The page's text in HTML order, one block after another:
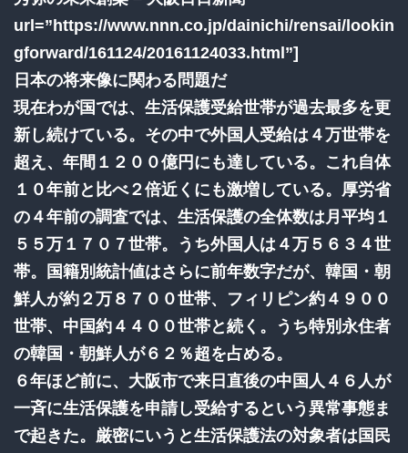
url=”https://www.nnn.co.jp/dainichi/rensai/lookin
gforward/161124/20161124033.html”]
日本の将来像に関わる問題だ
現在わが国では、生活保護受給世帯が過去最多を更
新し続けている。その中で外国人受給は４万世帯を
超え、年間１２００億円にも達している。これ自体
１０年前と比べ２倍近くにも激増している。厚労省
の４年前の調査では、生活保護の全体数は月平均１
５５万１７０７世帯。うち外国人は４万５６３４世
帯。国籍別統計値はさらに前年数字だが、韓国・朝
鮮人が約２万８７００世帯、フィリピン約４９００
世帯、中国約４４００世帯と続く。うち特別永住者
の韓国・朝鮮人が６２％超を占める。
６年ほど前に、大阪市で来日直後の中国人４６人が
一斉に生活保護を申請し受給するという異常事態ま
で起きた。厳密にいうと生活保護法の対象者は国民